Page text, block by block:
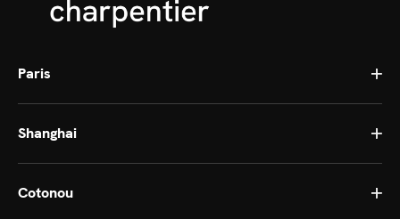
Paris
Shanghai
Cotonou